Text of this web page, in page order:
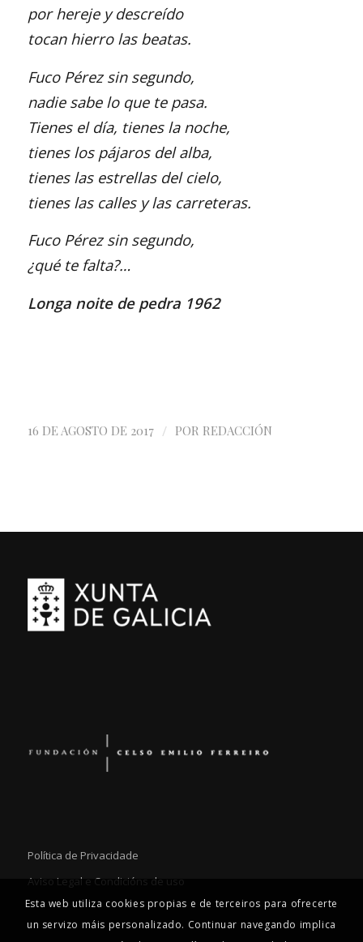
por hereje y descreído
tocan hierro las beatas.
Fuco Pérez sin segundo,
nadie sabe lo que te pasa.
Tienes el día, tienes la noche,
tienes los pájaros del alba,
tienes las estrellas del cielo,
tienes las calles y las carreteras.
Fuco Pérez sin segundo,
¿qué te falta?…
Longa noite de pedra 1962
16 DE AGOSTO DE 2017 / POR REDACCIÓN
Política de Privacidade
Aviso Legal e Condicións de uso
Esta web utiliza cookies propias e de terceiros para ofrecerte
un servizo máis personalizado. Continuar navegando implica